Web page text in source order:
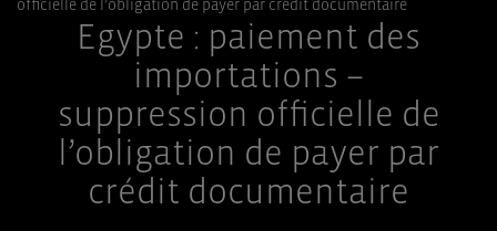
officielle de l’obligation de payer par crédit documentaire
Egypte : paiement des
importations –
suppression officielle de
l’obligation de payer par
crédit documentaire